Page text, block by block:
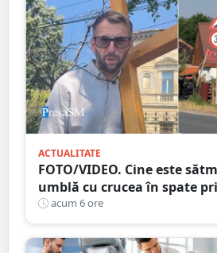
ACTUALITATE
FOTO/VIDEO. Cine este
umblă cu crucea în spate
De ce face acest gest
acum 6 ore